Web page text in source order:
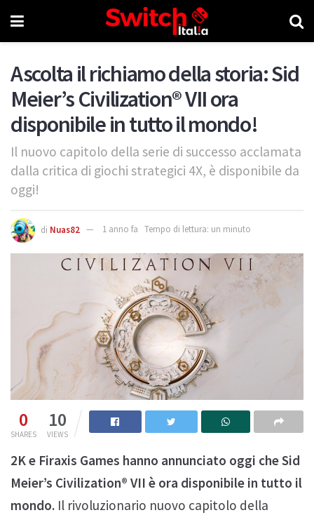
Ascolta il richiamo della storia: Sid
Meier’s Civilization® VII ora
disponibile in tutto il mondo!
Il nuovo capitolo della serie di successo acclamata
dalla critica di giochi strategici 4X, è disponibile da
oggi!
di Nuas82 1 anno fa Tempo di lettura: un minuto
0
SHARES
10
VIEWS
2K e Firaxis Games hanno annunciato oggi che Sid
Meier’s Civilization® VII è ora disponibile in tutto il
mondo. Il rivoluzionario nuovo capitolo della